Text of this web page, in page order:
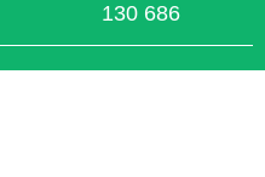
130 686